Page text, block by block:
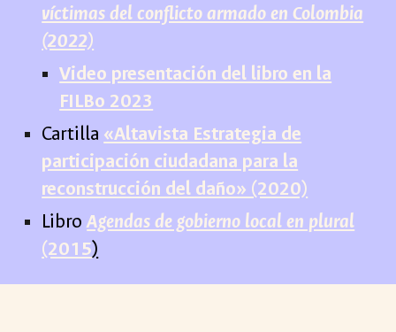
víctimas del conflicto armado en Colombia
(2022)
Video presentación del libro en la
FILBo 2023
Cartilla «Altavista Estrategia de
participación ciudadana para la
reconstrucción del daño» (2020)
LibroAgendas de gobierno local en plural
(2015)